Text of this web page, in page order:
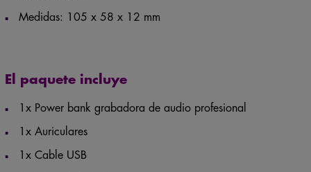
Medidas: 105 x 58 x 12 mm
El paquete incluye
1x Power bank grabadora de audio profesional
1x Auriculares
1x Cable USB